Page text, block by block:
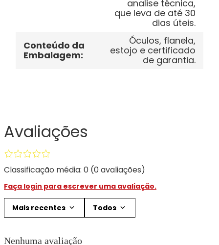
analise técnica,
que leva de até 30
dias úteis.
Conteúdo da
Embalagem:
Óculos, flanela,
estojo e certificado
de garantia.
Avaliações
Classificação média: 0 (0 avaliações)
Faça login para escrever uma avaliação.
Mais recentes Todos
Nenhuma avaliação